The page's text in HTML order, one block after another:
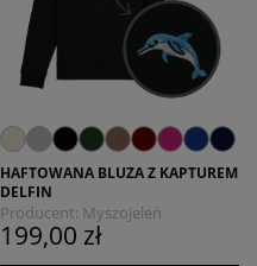
HAFTOWANA BLUZA Z KAPTUREM
DELFIN
Producent: Myszojeleń
199,00 zł